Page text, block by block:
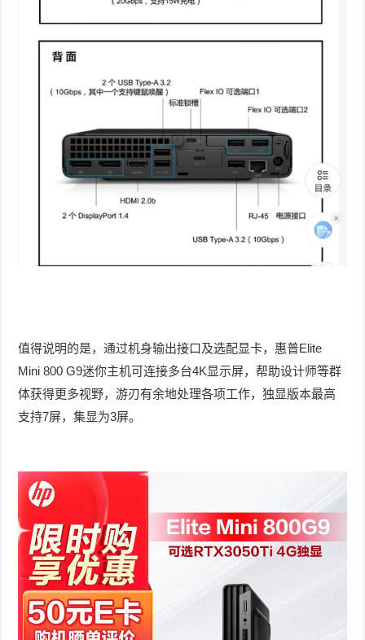
值得说明的是，通过机身输出接口及选配显卡，惠普Elite
Mini 800 G9迷你主机可连接多台4K显示屏，帮助设计师等群
体获得更多视野，游刃有余地处理各项工作，独显版本最高
支持7屏，集显为3屏。